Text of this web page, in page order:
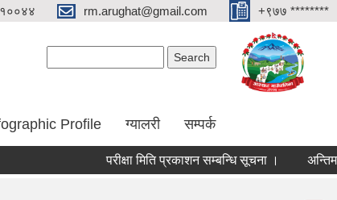
rm.arughat@gmail.com +९७७ ********
Profile ग्यालरी सम्पर्क
परीक्षा मिति प्रकाशन सम्बन्धि सूचना । अन्तिम